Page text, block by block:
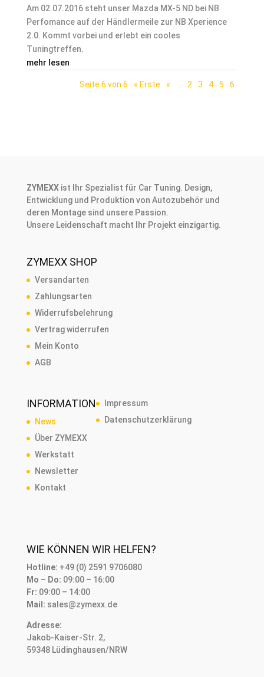
Am 02.07.2016 steht unser Mazda MX-5 ND bei NB
Perfomance auf der Händlermeile zur NB Xperience
2.0. Kommt vorbei und erlebt ein cooles
Tuningtreffen.
mehr lesen
Seite 6 von 6 « Erste « 2 3 4 5 6
ZYMEXXist Ihr Spezialist für Car Tuning. Design,
Entwicklung und Produktion von Autozubehör und
deren Montage sind unsere Passion.
Unsere Leidenschaft macht Ihr Projekt einzigartig.
ZYMEXX SHOP
Versandarten
Zahlungsarten
Widerrufsbelehrung
Vertrag widerrufen
Mein Konto
AGB
INFORMATION
News
Über ZYMEXX
Werkstatt
Newsletter
Kontakt
Impressum
Datenschutzerklärung
WIE KÖNNEN WIR HELFEN?
Hotline: +49 (0) 2591 9706080
Mo – Do: 09:00 – 16:00
Fr: 09:00 – 14:00
Mail: sales@zymexx.de
Adresse:
Jakob-Kaiser-Str. 2,
59348 Lüdinghausen/NRW